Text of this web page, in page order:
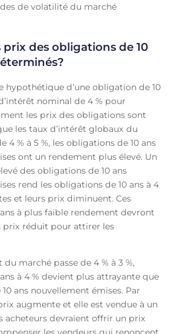
de volatilité du marché
des obligations de 10
hypothétique d’une obligation de 10
nominal de 4 % pour
les prix des obligations sont
les taux d’intérêt globaux du
4 % à 5 %, les obligations de 10 ans
ont un rendement plus élevé. Un
des obligations de 10 ans
rend les obligations de 10 ans à 4
et leurs prix diminuent. Ces
à plus faible rendement devront
prix réduit pour attirer les
du marché passe de 4 % à 3 %,
à 4 % devient plus attrayante que
ans nouvellement émises. Par
augmente et elle est vendue à un
acheteurs devraient offrir un prix